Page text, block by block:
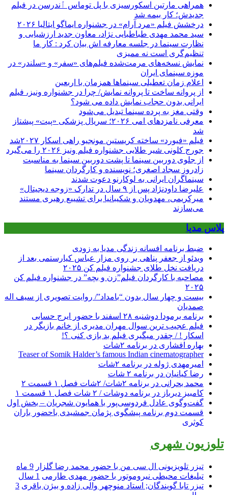
همراهی مارتین اسکورسیزی با پل توماس ٱندرسن در فیلم
جدیدش؛ کار بیمه شد
درخشش فیلم «مرد آرام» در جشنواره ایماگو ایتالیا ۲۰۲۶
سید محمد مهدی طباطبایی نژاد، معاون جدید ارزشیابی و
نظارت سینما در جلسه معارفه اش بیان کرد : کار ما
تنظیم‌گری است نه ممیزی
نمایش نسخه‌های مرمت‌شده فیلم‌های «سفر» و «سلندر» در
موزه سینمای ایران
اعلام زمان تعطیلی سینماها همزمان با اربعین
از پروانه ساخت تا پروانه نمایش/ چرا در جشنواره ونیز، فیلم
ایرانی بدون حجاب نمایش داده می شود؟
وقتی مغز به پرده سینما تبدیل می‌شود
معرفی نامزدهای امی ۲۰۲۶؛ سریال پزشکی «پیت» پیشتاز
شد
فیلم «فیورد» ساخته کریستین مونجیو راهی اسکار ۲۰۲۷شد
جورج کلونی شیر طلایی جشنواره فیلم ونیز ۲۰۲۶ را می‌گیرد
از جلوی دوربین سینما تا پشت دوربین سینما به مناسبت
زادروز سجاد اصغری؛ نویسنده و کارگردان سینما
سینماگران ایرانی به لوکارنو دعوت شدند
علیرضا داودنژاد پس از ۹ سال در تدارک «زوجه دیجیتال»
میرکریمی، مهدویان و شکیبانیا برای تشییع رهبری مستند
می‌سازند
پلاس مدیا
ضبط برنامه افسانه زندگی مدیا به زودی
ویدئو از جعفر پناهی بر روی مزار عباس کیارستمی بعد از
دریافت نخل طلای جشنواره فیلم کن ۲۰۲۵
مصاحبه با کارگردان فیلم”زن و بچه” در جشنواره فیلم کن
۲۰۲۵
بیست و چهار سال بدون “بامداد”/ روایت تصویری از سیف اله
صمدیان
برنامه برمودا دوشنبه ۲۸ اسفند با حضور ایرج حسابی
فیلم عجیب ترین سوال مهران مدیری از خانم بازیگر در
اسکار ! / چقدر میگیری فیلم بد بازی کنی ؟!
بهاره افشاری در برنامه ۲شات
Teaser of Somik Halder’s famous Indian cinematographer
امیرمهدی ژوله در برنامه ۲شات
رضا کیانیان در برنامه ۲ شات
محمد بحرانی در برنامه ۲شات/ ۲شات فصل ۱ قسمت ۲
کامبیز دیرباز در برنامه دوشات / ۲ شات فصل ۱ قسمت ۱
گفت‌وگوی عادل فردوسی‌پور با همایون شجریان – بخش اول
قسمت دوم برنامه پیشگوی پژمان جمشیدی باحضور باران
کوثری
تلوزیون شهری
تیزر تلویزیونی ال سی من با حضور محمد رضا گلزار 9 ماه
تبلیغات محیطی نیروموتور با حضور مهدی طارمی 1 سال
تیزر تابا گویندگان; استاد منوچهر والی زاده و بیژن باقری 3